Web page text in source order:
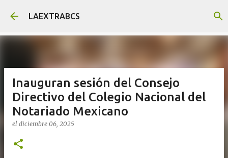
Ir al contenido principal
LAEXTRABCS
Inauguran sesión del Consejo
Directivo del Colegio Nacional del
Notariado Mexicano
el diciembre 06, 2025